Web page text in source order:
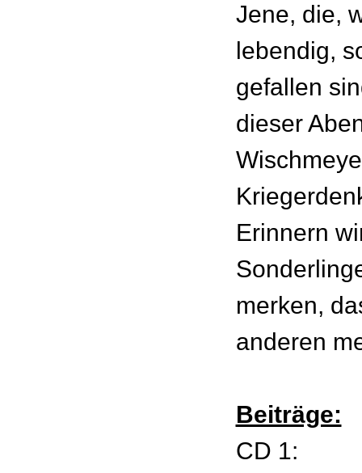
Jene, die,
lebendig,
gefallen
dieser
Erinnern
merken,
anderen
Beiträge:
CD 1: